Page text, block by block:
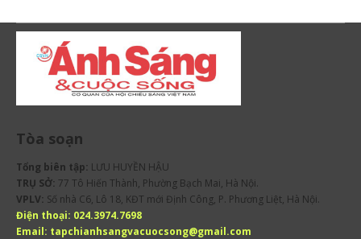
Tòa soạn
Tổng biên tập: LƯU HUYỀN HẬU
TRỤ SỞ: 77 Tô Hiến Thành, Phường Bạch Mai, Hà Nội.
VPLV: Số nhà C6, Lô 18, KĐT mới Định Công, P. Phương Liệt, Hà Nội.
Điện thoại: 024.3974.7698
Email: tapchianhsangvacuocsong@gmail.com